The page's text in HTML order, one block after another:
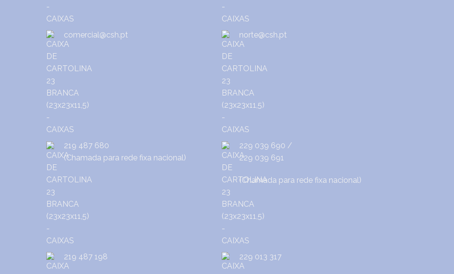
comercial@csh.pt
219 487 680
(Chamada para rede fixa nacional)
219 487 198
norte@csh.pt
229 039 690 /
229 039 691
(Chamada para rede fixa nacional)
229 013 317